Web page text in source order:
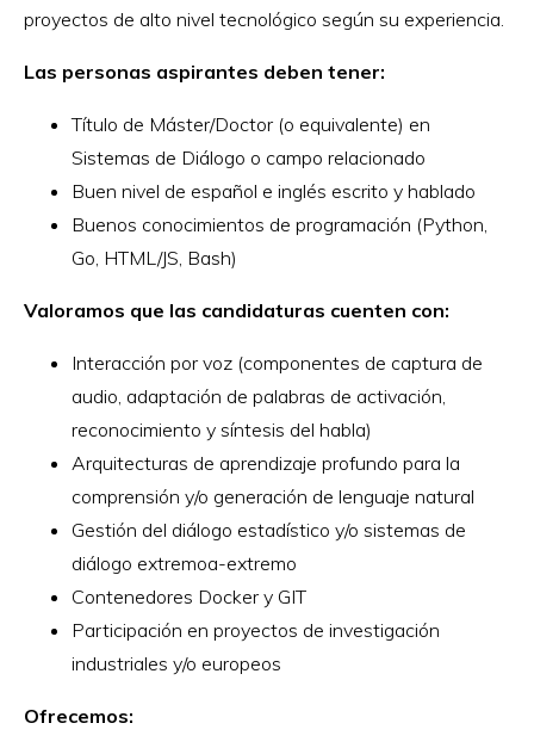
proyectos de alto nivel tecnológico según su experiencia.
Las personas aspirantes deben tener:
Título de Máster/Doctor (o equivalente) en
Sistemas de Diálogo o campo relacionado
Buen nivel de español e inglés escrito y hablado
Buenos conocimientos de programación (Python,
Go, HTML/JS, Bash)
Valoramos que las candidaturas cuenten con:
Interacción por voz (componentes de captura de
audio, adaptación de palabras de activación,
reconocimiento y síntesis del habla)
Arquitecturas de aprendizaje profundo para la
comprensión y/o generación de lenguaje natural
Gestión del diálogo estadístico y/o sistemas de
diálogo extremoa-extremo
Contenedores Docker y GIT
Participación en proyectos de investigación
industriales y/o europeos
Ofrecemos: